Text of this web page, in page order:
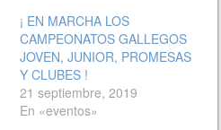
¡ EN MARCHA LOS
CAMPEONATOS GALLEGOS
JOVEN, JUNIOR, PROMESAS
Y CLUBES !
21 septiembre, 2019
En «eventos»